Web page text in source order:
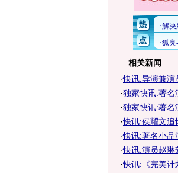
相关新闻
·快讯:导演兼演
·独家快讯:著名
·独家快讯:著名
·快讯:侯耀文追
·快讯:著名小品
·快讯:演员赵琳
·快讯:《完美计